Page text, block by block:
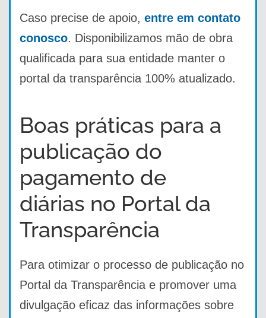
Caso precise de apoio, entre em contato
conosco. Disponibilizamos mão de obra
qualificada para sua entidade manter o
portal da transparência 100% atualizado.
Boas práticas para a
publicação do
pagamento de
diárias no Portal da
Transparência
Para otimizar o processo de publicação no
Portal da Transparência e promover uma
divulgação eficaz das informações sobre